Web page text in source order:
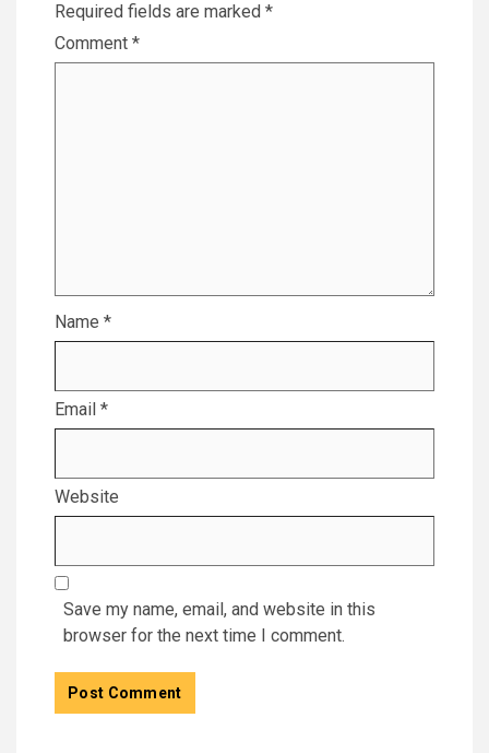
Required fields are marked *
Comment *
Name *
Email *
Website
Save my name, email, and website in this
browser for the next time I comment.